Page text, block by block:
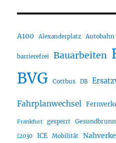
A100 Alexanderplatz Autobahn
barrierefrei Bauarbeiten
BVG Cottbus DB
Fahrplanwechsel
Frankfurt gesperrt
i2030 ICE Mobilität